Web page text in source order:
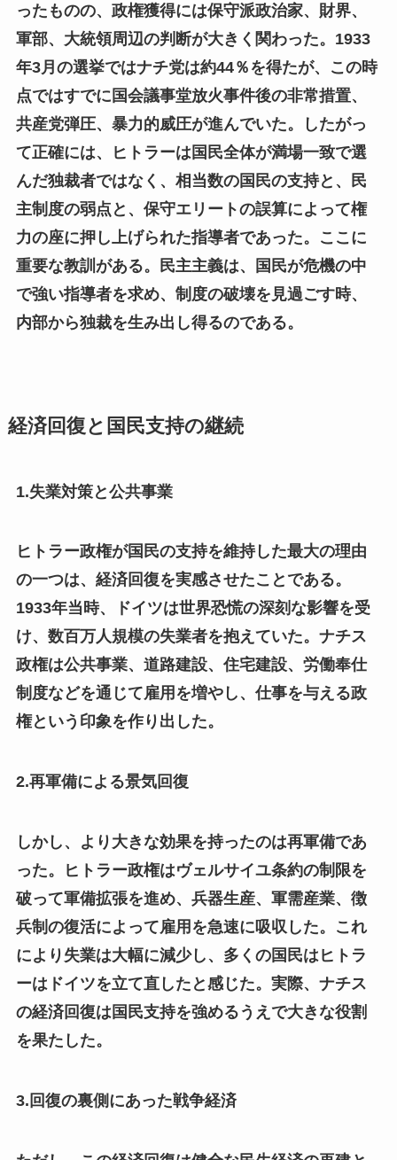
ったものの、政権獲得には保守派政治家、財界、
軍部、大統領周辺の判断が大きく関わった。1933
年3月の選挙ではナチ党は約44％を得たが、この時
点ではすでに国会議事堂放火事件後の非常措置、
共産党弾圧、暴力的威圧が進んでいた。したがっ
て正確には、ヒトラーは国民全体が満場一致で選
んだ独裁者ではなく、相当数の国民の支持と、民
主制度の弱点と、保守エリートの誤算によって権
力の座に押し上げられた指導者であった。ここに
重要な教訓がある。民主主義は、国民が危機の中
で強い指導者を求め、制度の破壊を見過ごす時、
内部から独裁を生み出し得るのである。
経済回復と国民支持の継続
1.失業対策と公共事業
ヒトラー政権が国民の支持を維持した最大の理由
の一つは、経済回復を実感させたことである。
1933年当時、ドイツは世界恐慌の深刻な影響を受
け、数百万人規模の失業者を抱えていた。ナチス
政権は公共事業、道路建設、住宅建設、労働奉仕
制度などを通じて雇用を増やし、仕事を与える政
権という印象を作り出した。
2.再軍備による景気回復
しかし、より大きな効果を持ったのは再軍備であ
った。ヒトラー政権はヴェルサイユ条約の制限を
破って軍備拡張を進め、兵器生産、軍需産業、徴
兵制の復活によって雇用を急速に吸収した。これ
により失業は大幅に減少し、多くの国民はヒトラ
ーはドイツを立て直したと感じた。実際、ナチス
の経済回復は国民支持を強めるうえで大きな役割
を果たした。
3.回復の裏側にあった戦争経済